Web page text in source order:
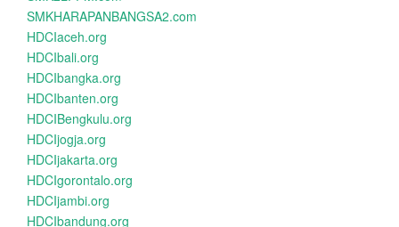
SMKHARAPANBANGSA2.com
HDCIaceh.org
HDCIbali.org
HDCIbangka.org
HDCIbanten.org
HDCIBengkulu.org
HDCIjogja.org
HDCIjakarta.org
HDCIgorontalo.org
HDCIjambi.org
HDCIbandung.org